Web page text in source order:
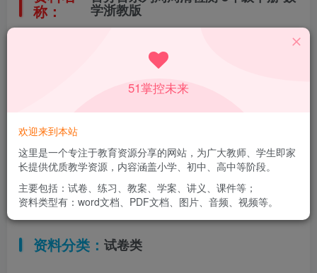
称： 学浙教版
适用年级：八年级下册
文件类型：高清PDF
资料分类： 试卷类
51掌控未来
欢迎来到本站
这里是一个专注于教育资源分享的网站，为广大教师、学生即家
长提供优质教学资源，内容涵盖小学、初中、高中等阶段。
主要包括：试卷、练习、教案、学案、讲义、课件等；
资料类型有：word文档、PDF文档、图片、音频、视频等。